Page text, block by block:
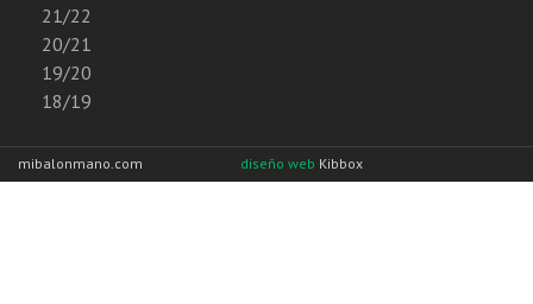
21/22
20/21
19/20
18/19
mibalonmano.com diseño web Kibbox